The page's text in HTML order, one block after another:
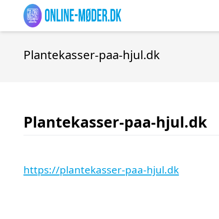
Plantekasser-paa-hjul.dk
Plantekasser-paa-hjul.dk
https://plantekasser-paa-hjul.dk